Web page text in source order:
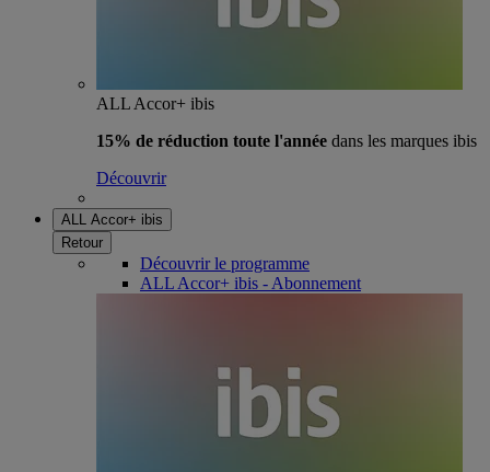
ALL Accor+ ibis
15% de réduction toute l'année dans les marques ibis
Découvrir
ALL Accor+ ibis
Retour
Découvrir le programme
ALL Accor+ ibis - Abonnement